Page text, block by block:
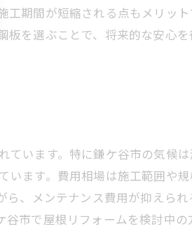
工期間が短縮される点もメリット
を選ぶことで、将来的な安心を
ています。特に鎌ケ谷市の気候
います。費用相場は施工範囲や規
ら、メンテナンス費用が抑えられ
谷市で屋根リフォームを検討中の